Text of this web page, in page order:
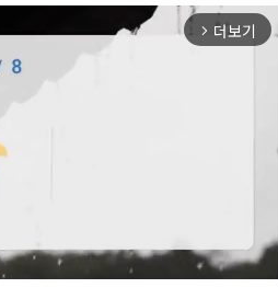
arrow_forward_ios 더보기